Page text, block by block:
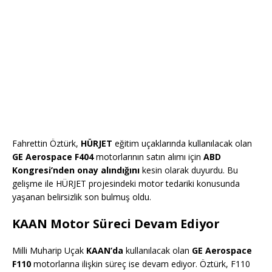
Fahrettin Öztürk, HÜRJET eğitim uçaklarında kullanılacak olan
GE Aerospace F404motorlarının satın alımı için ABD
Kongresi’nden onay alındığını kesin olarak duyurdu. Bu
gelişme ile HÜRJET projesindeki motor tedariki konusunda
yaşanan belirsizlik son bulmuş oldu.
KAAN Motor Süreci Devam Ediyor
Milli Muharip Uçak KAAN’da kullanılacak olan GE Aerospace
F110 motorlarına ilişkin süreç ise devam ediyor. Öztürk, F110